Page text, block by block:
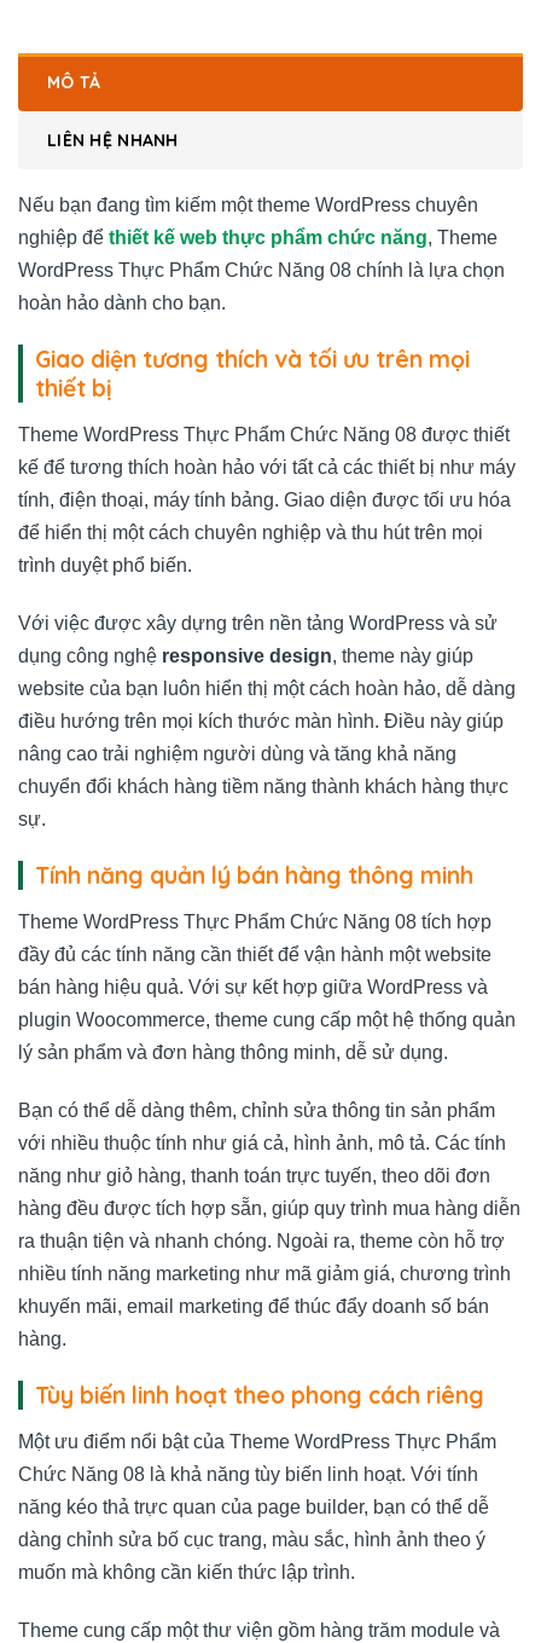
MÔ TẢ
LIÊN HỆ NHANH
Nếu bạn đang tìm kiếm một theme WordPress chuyên
nghiệp để thiết kế web thực phẩm chức năng, Theme
WordPress Thực Phẩm Chức Năng 08 chính là lựa chọn
hoàn hảo dành cho bạn.
Giao diện tương thích và tối ưu trên mọi
thiết bị
Theme WordPress Thực Phẩm Chức Năng 08 được thiết
kế để tương thích hoàn hảo với tất cả các thiết bị như máy
tính, điện thoại, máy tính bảng. Giao diện được tối ưu hóa
để hiển thị một cách chuyên nghiệp và thu hút trên mọi
trình duyệt phổ biến.
Với việc được xây dựng trên nền tảng WordPress và sử
dụng công nghệ responsive design, theme này giúp
website của bạn luôn hiển thị một cách hoàn hảo, dễ dàng
điều hướng trên mọi kích thước màn hình. Điều này giúp
nâng cao trải nghiệm người dùng và tăng khả năng
chuyển đổi khách hàng tiềm năng thành khách hàng thực
sự.
Tính năng quản lý bán hàng thông minh
Theme WordPress Thực Phẩm Chức Năng 08 tích hợp
đầy đủ các tính năng cần thiết để vận hành một website
bán hàng hiệu quả. Với sự kết hợp giữa WordPress và
plugin Woocommerce, theme cung cấp một hệ thống quản
lý sản phẩm và đơn hàng thông minh, dễ sử dụng.
Bạn có thể dễ dàng thêm, chỉnh sửa thông tin sản phẩm
với nhiều thuộc tính như giá cả, hình ảnh, mô tả. Các tính
năng như giỏ hàng, thanh toán trực tuyến, theo dõi đơn
hàng đều được tích hợp sẵn, giúp quy trình mua hàng diễn
ra thuận tiện và nhanh chóng. Ngoài ra, theme còn hỗ trợ
nhiều tính năng marketing như mã giảm giá, chương trình
khuyến mãi, email marketing để thúc đẩy doanh số bán
hàng.
Tùy biến linh hoạt theo phong cách riêng
Một ưu điểm nổi bật của Theme WordPress Thực Phẩm
Chức Năng 08 là khả năng tùy biến linh hoạt. Với tính
năng kéo thả trực quan của page builder, bạn có thể dễ
dàng chỉnh sửa bố cục trang, màu sắc, hình ảnh theo ý
muốn mà không cần kiến thức lập trình.
Theme cung cấp một thư viện gồm hàng trăm module và